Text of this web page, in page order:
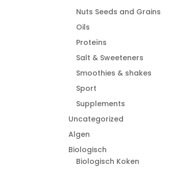
Nuts Seeds and Grains
Oils
Proteïns
Salt & Sweeteners
Smoothies & shakes
Sport
Supplements
Uncategorized
Algen
Biologisch
Biologisch Koken